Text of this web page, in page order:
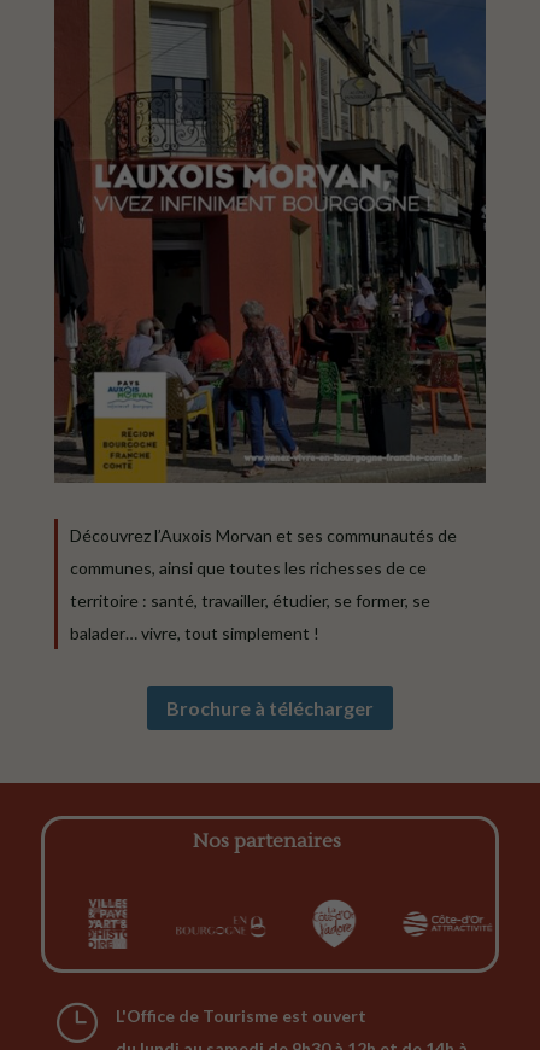
Découvrez l’Auxois Morvan et ses communautés de
communes, ainsi que toutes les richesses de ce
territoire : santé, travailler, étudier, se former, se
balader… vivre, tout simplement !
Brochure à télécharger
Nos partenaires
}
L'Office de Tourisme est ouvert